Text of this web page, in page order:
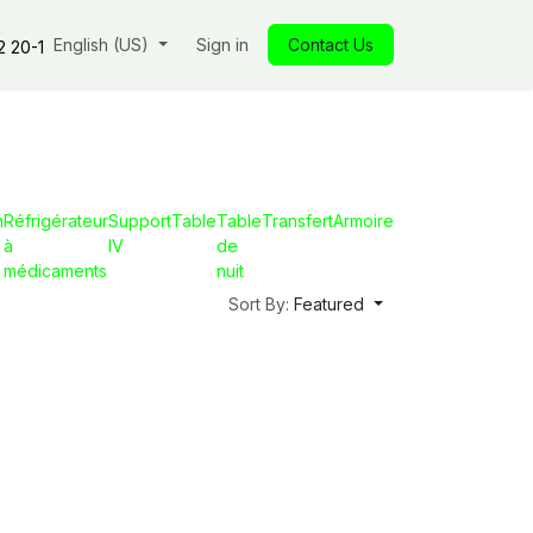
Our commitments Insights Our store Jobs
20-1 English (US) Sign in Contact Us
Réfrigérateur
à
médicaments
Support
IV
TableTable
de
nuit
TransfertArmoire
Sort By: Featured